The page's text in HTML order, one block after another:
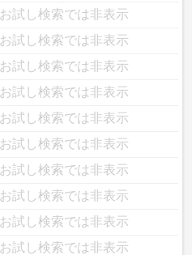
お試し検索では非表示
お試し検索では非表示
お試し検索では非表示
お試し検索では非表示
お試し検索では非表示
お試し検索では非表示
お試し検索では非表示
お試し検索では非表示
お試し検索では非表示
お試し検索では非表示